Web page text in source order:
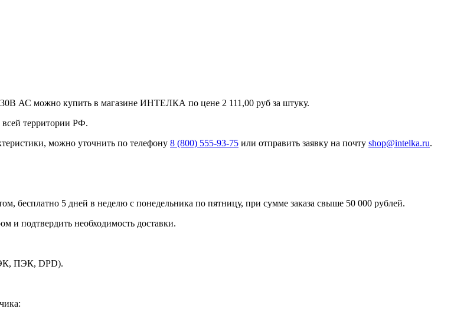
АС можно купить в магазине ИНТЕЛКА по цене 2 111,00 руб за штуку.
всей территории РФ.
можно уточнить по телефону 8 (800) 555-93-75 или отправить заявку на почту shop@intelka.ru.
бесплатно 5 дней в неделю с понедельника по пятницу, при сумме заказа свыше 50 000 рублей.
и подтвердить необходимость доставки.
ПЭК, DPD).